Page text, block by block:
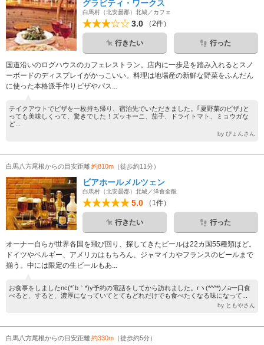
グラビティ・ワークス
白馬村（北安曇郡）北城／カフェ
3.0 （2件）
行きたい 行った
国道沿いのログハウスのカフェレストラン。店内に一歩足を踏み入れるとスノ
ーボードのディスプレイがかっこいい。料理は地場産の新鮮な野菜をふんだん
に使った本格派手作りピザやパス...
テイクアウトでピザを一枚持ち帰り、宿泊先でいただきました。｢夏野菜のピザ｣と
っても美味しくって、驚きでした！ズッキーニ、茄子、ドライトマト、ミョウガな
ど...
by ぴょんさん
白馬八方尾根からの目安距離約810m （徒歩約11分）
ビアホールメルツェン
白馬村（北安曇郡）北城／洋食全般
5.0 （1件）
行きたい 行った
オーナー自らが世界各国を飛び回り、探してきたビールは22カ国55種類ほど。
ドイツやベルギー、アメリカはもちろん、ジャマイカやフランスのビールまで
揃う。中には限定の生ビールもあ...
お食事をしましたnc(*´b｀*)y予約の電話をしてから訪れました。rヽ(*^^*)ノa一口食
べると、すると、濃厚になっていてとてもどれだけでも食べたくなる味になって...
by ともやさん
白馬八方尾根からの目安距離約330m （徒歩約5分）